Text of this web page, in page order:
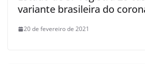
variante brasileira do
20 de fevereiro de 2021